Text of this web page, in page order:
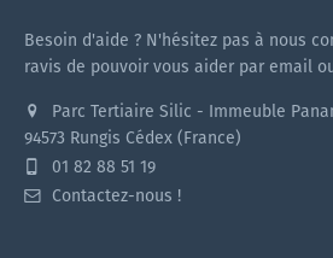
Besoin d'aide ? N'hésitez pas à nous
ravis de pouvoir vous aider par email
Parc Tertiaire Silic - Immeuble
94573 Rungis Cédex (France)
01 82 88 51 19
Contactez-nous !